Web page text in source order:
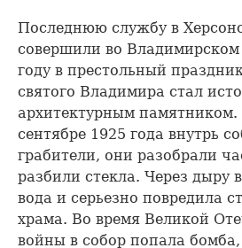
Последнюю службу в
совершили во Владимирском
году в престольный
святого Владимира стал
архитектурным памятником.
сентябре 1925 года внутрь
грабители, они разобрали
разбили стекла. Через дыру
вода и серьезно повредила
храма. Во время Великой
войны в собор попала